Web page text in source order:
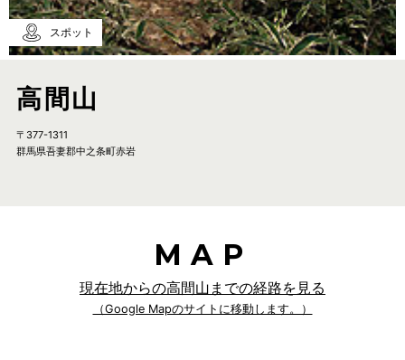
スポット
高間山
〒377-1311
群馬県吾妻郡中之条町赤岩
MAP
現在地からの高間山までの経路を見る
（Google Mapのサイトに移動します。）